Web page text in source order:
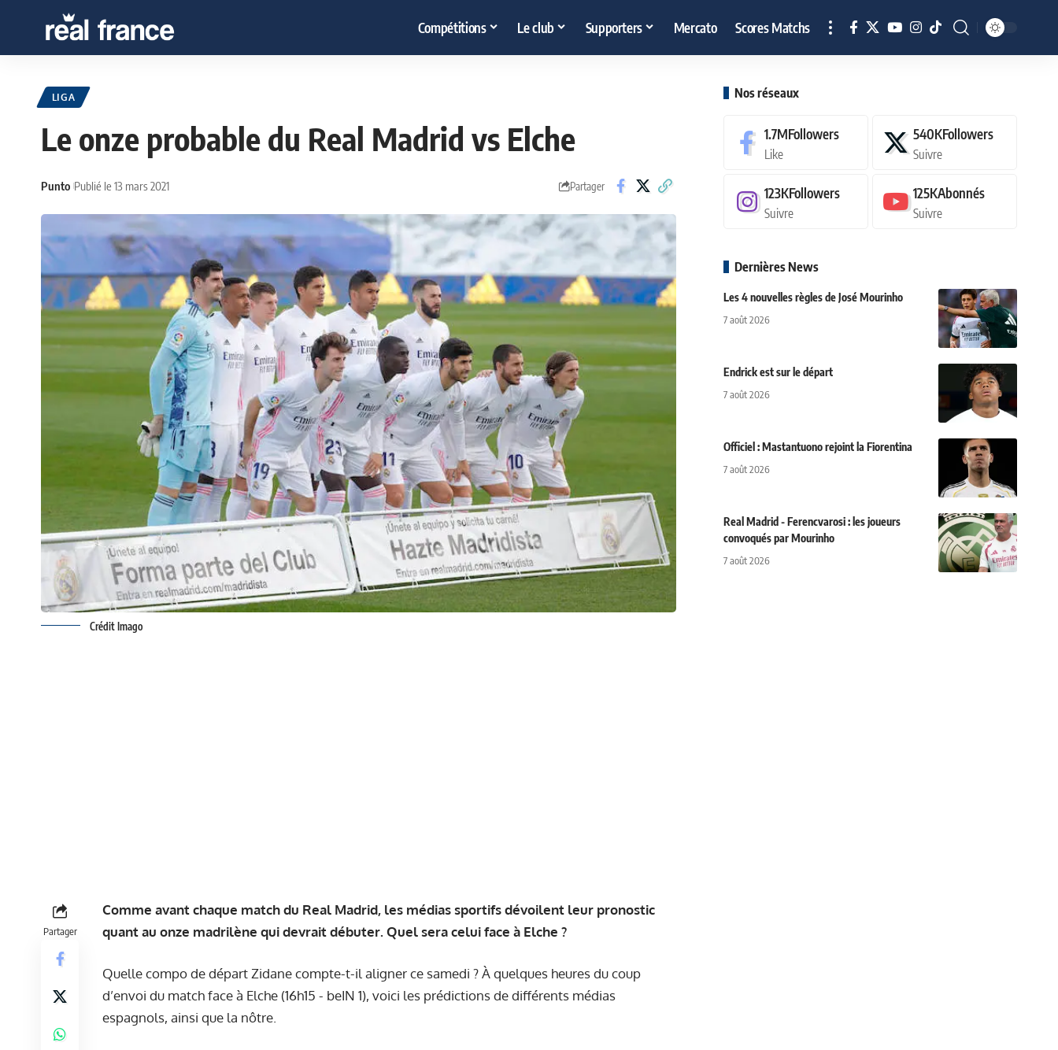
Compétitions Le club Supporters Mercato Scores Matchs
LIGA
Le onze probable du Real Madrid vs Elche
Punto Publié le 13 mars 2021 Partager
Crédit Imago
Partager
Comme avant chaque match du Real Madrid, les médias sportifs dévoilent leur pronostic
quant au onze madrilène qui devrait débuter. Quel sera celui face à Elche ?
Quelle compo de départ Zidane compte-t-il aligner ce samedi ? À quelques heures du coup
d’envoi du match face à Elche (16h15 - beIN 1), voici les prédictions de différents médias
espagnols, ainsi que la nôtre.
Nos réseaux
1.7MFollowers
Like
540KFollowers
Suivre
123KFollowers
Suivre
125KAbonnés
Suivre
Dernières News
Les 4 nouvelles règles de José Mourinho
7 août 2026
Endrick est sur le départ
7 août 2026
Officiel : Mastantuono rejoint la Fiorentina
7 août 2026
Real Madrid - Ferencvarosi : les joueurs
convoqués par Mourinho
7 août 2026